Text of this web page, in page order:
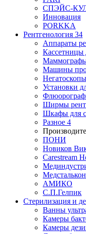
СПЭЙС-
Инновация
PORKKA
Рентгенология 34
Аппараты
Кассетницы
Машины
Негатоскопы
Установки
Ширмы
Шкафы для
Разное 4
ПОНИ
Новиков
Carestream
АМИКО
С.П.Гелпик
Стерилизация и
Ванны
Камеры
Камеры